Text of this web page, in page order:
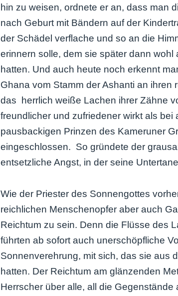
hin zu weisen, ordnete er an, dass man
nach Geburt mit Bändern auf der
der Schädel verflache und so an die
erinnern solle, dem sie später dann
hatten. Und auch heute noch erkennt
Ghana vom Stamm der Ashanti an ihren
das herrlich weiße Lachen ihrer Zähne
freundlicher und zufriedener wirkt als bei
pausbackigen Prinzen des Kameruner
eingeschlossen. So gründete der
entsetzliche Angst, in der seine
Wie der Priester des Sonnengottes
reichlichen Menschenopfer aber auch
Reichtum zu sein. Denn die Flüsse des
führten ab sofort auch unerschöpfliche
Sonnenverehrung, mit sich, das sie aus
hatten. Der Reichtum am glänzenden
Herrscher über alle, all die Gegenstände